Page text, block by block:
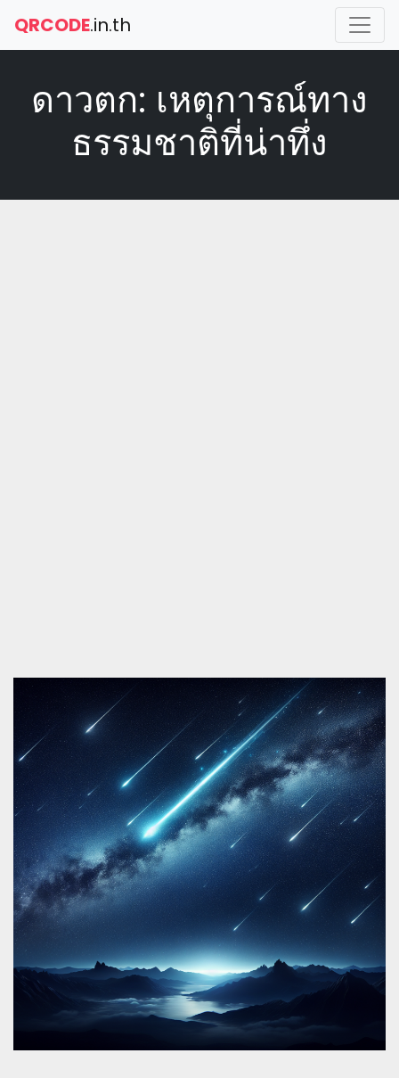
QRCODE.in.th
ดาวตก: เหตุการณ์ทาง
ธรรมชาติที่น่าทึ่ง